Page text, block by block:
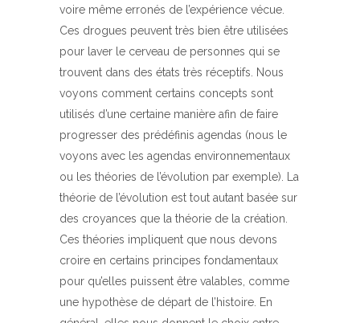
voire même erronés de l’expérience vécue.
Ces drogues peuvent très bien être utilisées
pour laver le cerveau de personnes qui se
trouvent dans des états très réceptifs. Nous
voyons comment certains concepts sont
utilisés d’une certaine manière afin de faire
progresser des prédéfinis agendas (nous le
voyons avec les agendas environnementaux
ou les théories de l’évolution par exemple). La
théorie de l’évolution est tout autant basée sur
des croyances que la théorie de la création.
Ces théories impliquent que nous devons
croire en certains principes fondamentaux
pour qu’elles puissent être valables, comme
une hypothèse de départ de l’histoire. En